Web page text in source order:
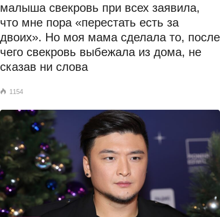
малыша свекровь при всех заявила,
что мне пора «перестать есть за
двоих». Но моя мама сделала то, после
чего свекровь выбежала из дома, не
сказав ни слова
1154